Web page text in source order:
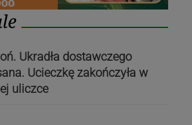
Ukradła dostawczego
Ucieczkę zakończyła w
uliczce